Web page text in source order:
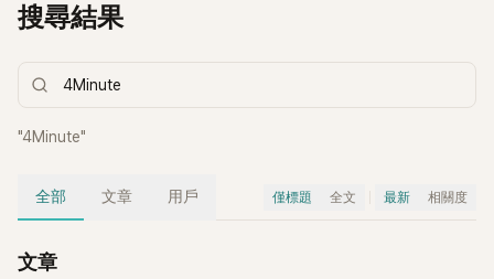
搜尋結果
"4Minute"
全部 文章 用戶 僅標題 全文 最新 相關度
文章